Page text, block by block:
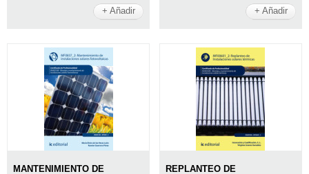
+ Añadir + Añadir
MANTENIMIENTO DE
REPLANTEO DE